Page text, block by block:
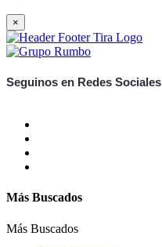
×
Seguinos en Redes Sociales
Más Buscados
Más Buscados